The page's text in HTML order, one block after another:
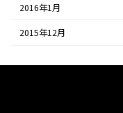
2016年1月
2015年12月